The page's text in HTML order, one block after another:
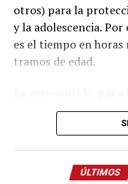
otros) para la
y la adolescencia.
es el tiempo en
tramos de edad.
$529.539, mientras
tres años fue de
totalizó $539.612.
ÚLTIMOS